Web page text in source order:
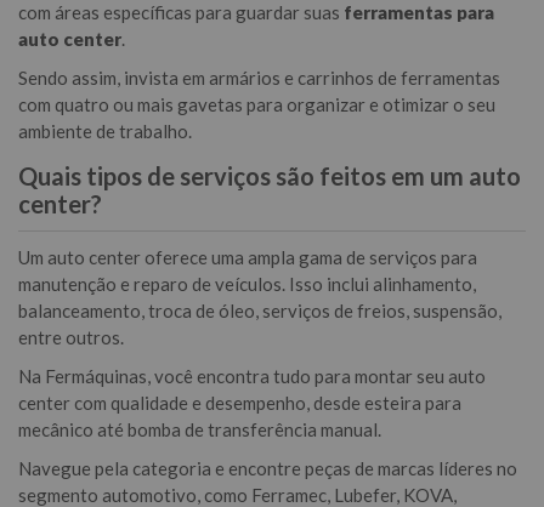
com áreas específicas para guardar suas ferramentas para
auto center.
Sendo assim, invista em armários e carrinhos de ferramentas
com quatro ou mais gavetas para organizar e otimizar o seu
ambiente de trabalho.
Quais tipos de serviços são feitos em um auto
center?
Um auto center oferece uma ampla gama de serviços para
manutenção e reparo de veículos. Isso inclui alinhamento,
balanceamento, troca de óleo, serviços de freios, suspensão,
entre outros.
Na Fermáquinas, você encontra tudo para montar seu auto
center com qualidade e desempenho, desde esteira para
mecânico até bomba de transferência manual.
Navegue pela categoria e encontre peças de marcas líderes no
segmento automotivo, como Ferramec, Lubefer, KOVA,